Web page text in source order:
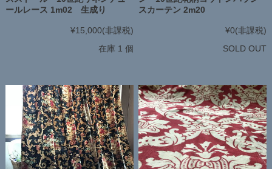
ールレース 1m02 生成り
¥15,000(非課税)
在庫 1 個
スカーテン 2m20
¥0(非課税)
SOLD OUT